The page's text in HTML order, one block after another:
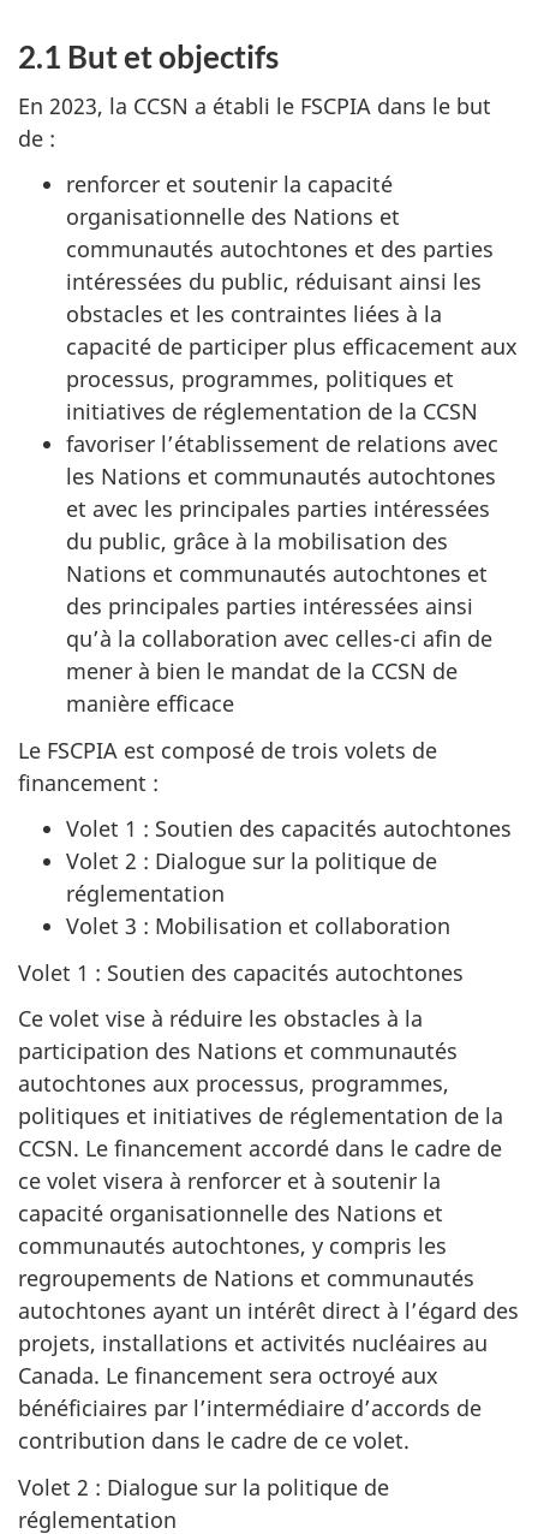
2.1 But et objectifs
En 2023, la CCSN a établi le FSCPIA dans le but
de :
renforcer et soutenir la capacité
organisationnelle des Nations et
communautés autochtones et des parties
intéressées du public, réduisant ainsi les
obstacles et les contraintes liées à la
capacité de participer plus efficacement aux
processus, programmes, politiques et
initiatives de réglementation de la CCSN
favoriser l’établissement de relations avec
les Nations et communautés autochtones
et avec les principales parties intéressées
du public, grâce à la mobilisation des
Nations et communautés autochtones et
des principales parties intéressées ainsi
qu’à la collaboration avec celles-ci afin de
mener à bien le mandat de la CCSN de
manière efficace
Le FSCPIA est composé de trois volets de
financement :
Volet 1 : Soutien des capacités autochtones
Volet 2 : Dialogue sur la politique de
réglementation
Volet 3 : Mobilisation et collaboration
Volet 1 : Soutien des capacités autochtones
Ce volet vise à réduire les obstacles à la
participation des Nations et communautés
autochtones aux processus, programmes,
politiques et initiatives de réglementation de la
CCSN. Le financement accordé dans le cadre de
ce volet visera à renforcer et à soutenir la
capacité organisationnelle des Nations et
communautés autochtones, y compris les
regroupements de Nations et communautés
autochtones ayant un intérêt direct à l’égard des
projets, installations et activités nucléaires au
Canada. Le financement sera octroyé aux
bénéficiaires par l’intermédiaire d’accords de
contribution dans le cadre de ce volet.
Volet 2 : Dialogue sur la politique de
réglementation